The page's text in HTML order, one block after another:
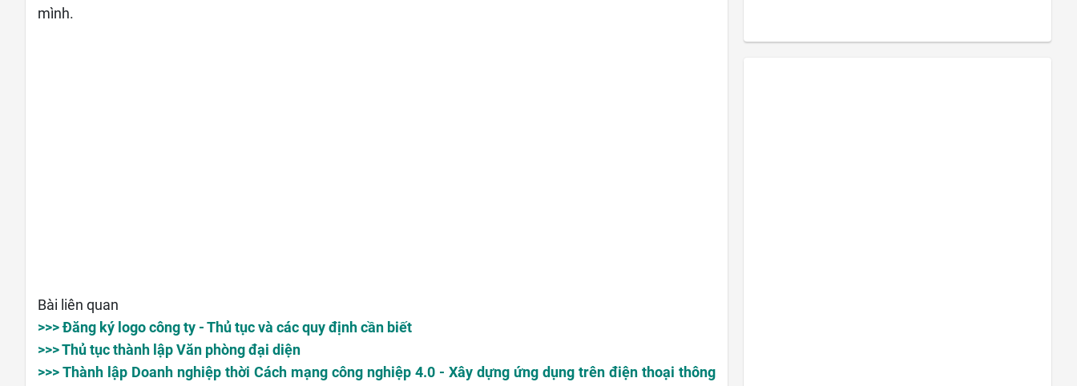
mình.
Bài liên quan
>>> Đăng ký logo công ty - Thủ tục và các quy định cần biết
>>> Thủ tục thành lập Văn phòng đại diện
>>> Thành lập Doanh nghiệp thời Cách mạng công nghiệp 4.0 - Xây dựng ứng dụng trên điện thoại thông